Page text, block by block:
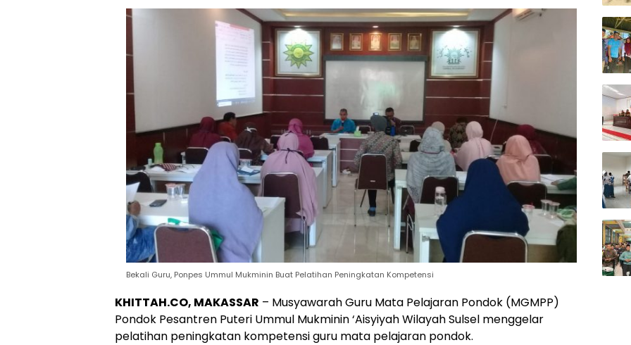
Bekali Guru, Ponpes Ummul Mukminin Buat Pelatihan Peningkatan Kompetensi
KHITTAH.CO, MAKASSAR – Musyawarah Guru Mata Pelajaran Pondok (MGMPP)
Pondok Pesantren Puteri Ummul Mukminin ‘Aisyiyah Wilayah Sulsel menggelar
pelatihan peningkatan kompetensi guru mata pelajaran pondok.